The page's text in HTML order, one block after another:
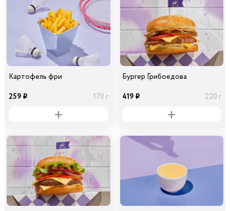
Картофель фри
259 i 170 г
Бургер Грибоедова
419 i 220 г